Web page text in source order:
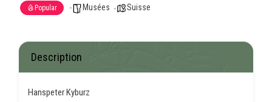
Popular Musées Suisse
Description
Hanspeter Kyburz